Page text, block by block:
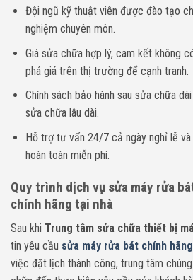
Đội ngũ kỹ thuật viên được đào tạo
nghiệm chuyên môn.
Giá sửa chữa hợp lý, cam kết không
phá giá trên thị trường để cạnh tranh.
Chính sách bảo hành sau sửa chữa
sửa chữa lâu dài.
Hỗ trợ tư vấn 24/7 cả ngày nghỉ lễ
hoàn toàn miễn phí.
Quy trình dịch vụ sửa máy rửa
chính hãng tại nhà
Sau khi Trung tâm sửa chữa thiết bị
tin yêu cầu sửa máy rửa bát chính hãng
việc đặt lịch thành công, trung tâm